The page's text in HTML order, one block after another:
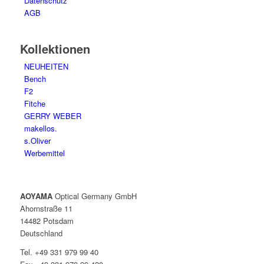
AGB
Kollektionen
NEUHEITEN
Bench
F2
Fitche
GERRY WEBER
makellos.
s.Oliver
Werbemittel
AOYAMAOptical Germany GmbH
Ahornstraße 11
14482 Potsdam
Deutschland
Tel. +49 331 979 99 40